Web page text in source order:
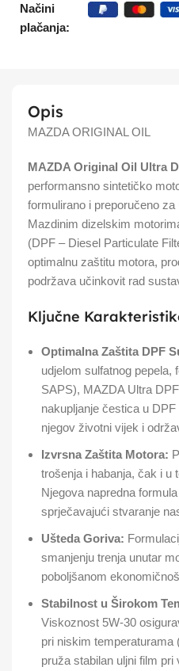
Načini
plačanja:
Opis
MAZDA ORIGINAL OIL
MAZDA Original Oil Ultra
performansno sintetičko
formulirano i preporučeno
Mazdinim dizelskim
(DPF – Diesel Particulate
optimalnu zaštitu motora,
podržava učinkovit rad
Ključne
Optimalna Zaštita DPF
udjelom sulfatnog pepela,
SAPS), MAZDA Ultra
nakupljanje čestica u
njegov životni vijek i
Izvrsna Zaštita Motora:
trošenja i habanja, čak i u
Njegova napredna
sprječavajući stvaranje
Ušteda Goriva:
smanjenju trenja unutar
poboljšanom
Stabilnost u Širokom
Viskoznost 5W-30
pri niskim temperaturama
pruža stabilan uljni film pri